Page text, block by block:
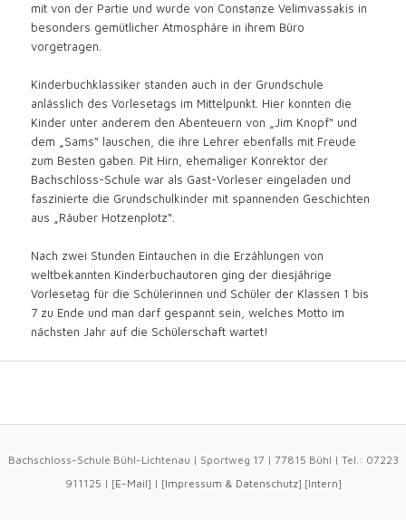
mit von der Partie und wurde von Constanze Velimvassakis in
besonders gemütlicher Atmosphäre in ihrem Büro
vorgetragen.
Kinderbuchklassiker standen auch in der Grundschule
anlässlich des Vorlesetags im Mittelpunkt. Hier konnten die
Kinder unter anderem den Abenteuern von „Jim Knopf“ und
dem „Sams“ lauschen, die ihre Lehrer ebenfalls mit Freude
zum Besten gaben. Pit Hirn, ehemaliger Konrektor der
Bachschloss-Schule war als Gast-Vorleser eingeladen und
faszinierte die Grundschulkinder mit spannenden Geschichten
aus „Räuber Hotzenplotz“.
Nach zwei Stunden Eintauchen in die Erzählungen von
weltbekannten Kinderbuchautoren ging der diesjährige
Vorlesetag für die Schülerinnen und Schüler der Klassen 1 bis
7 zu Ende und man darf gespannt sein, welches Motto im
nächsten Jahr auf die Schülerschaft wartet!
Bachschloss-Schule Bühl-Lichtenau | Sportweg 17 | 77815 Bühl | Tel.: 07223
911125 | [E-Mail] | [Impressum & Datenschutz] [Intern]